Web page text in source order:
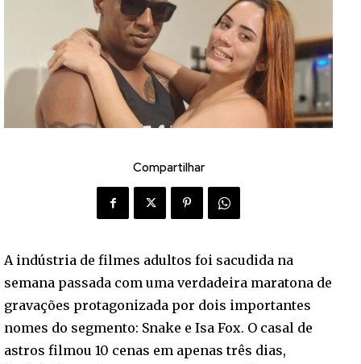
Compartilhar
A indústria de filmes adultos foi sacudida na
semana passada com uma verdadeira maratona de
gravações protagonizada por dois importantes
nomes do segmento: Snake e Isa Fox. O casal de
astros filmou 10 cenas em apenas três dias,